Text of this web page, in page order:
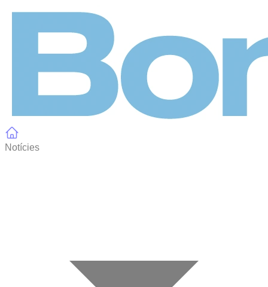
Notícies